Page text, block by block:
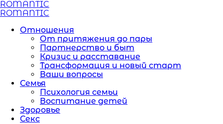
Menu
ROMANTIC
Search
Menu
ROMANTIC
Отношения
От притяжения до пары
Партнерство и быт
Кризис и расставание
Трансформация и новый старт
Ваши вопросы
Семья
Психология семьи
Воспитание детей
Здоровье
Секс